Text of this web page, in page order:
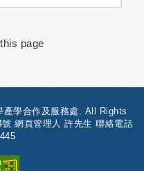
page
學合作及服務處. All Rights
網頁管理人 許先生 聯絡電話